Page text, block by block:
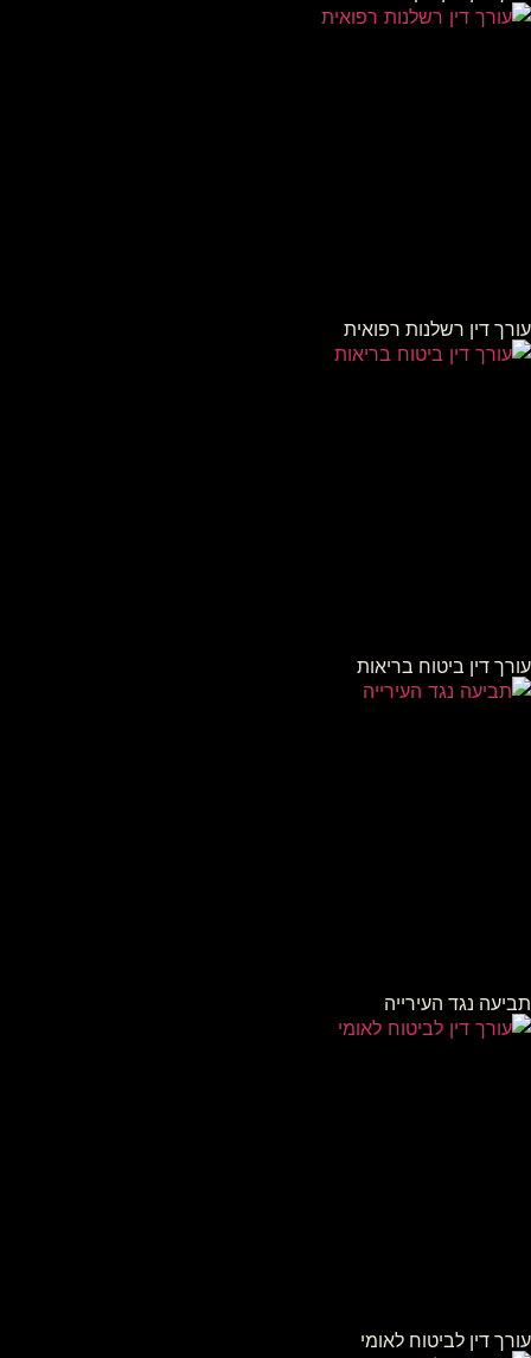
עורך דין רשלנות רפואית
עורך דין ביטוח בריאות
תביעה נגד העירייה
עורך דין לביטוח לאומי